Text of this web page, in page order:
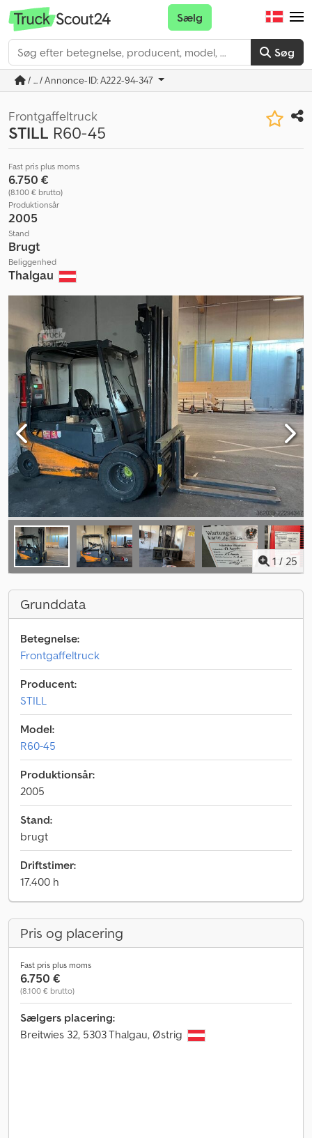
Søg
Sælg
/ ... / Annonce-ID: A222-94-347
Frontgaffeltruck
STILL R60-45
Fast pris plus moms
6.750 €
(8.100 € brutto)
Produktionsår
2005
Stand
Brugt
Beliggenhed
Thalgau
1 / 25
Grunddata
Betegnelse:
Frontgaffeltruck
Producent:
STILL
Model:
R60-45
Produktionsår:
2005
Stand:
brugt
Driftstimer:
17.400 h
Pris og placering
Fast pris plus moms
6.750 €
(8.100 € brutto)
Sælgers placering:
Breitwies 32, 5303 Thalgau, Østrig